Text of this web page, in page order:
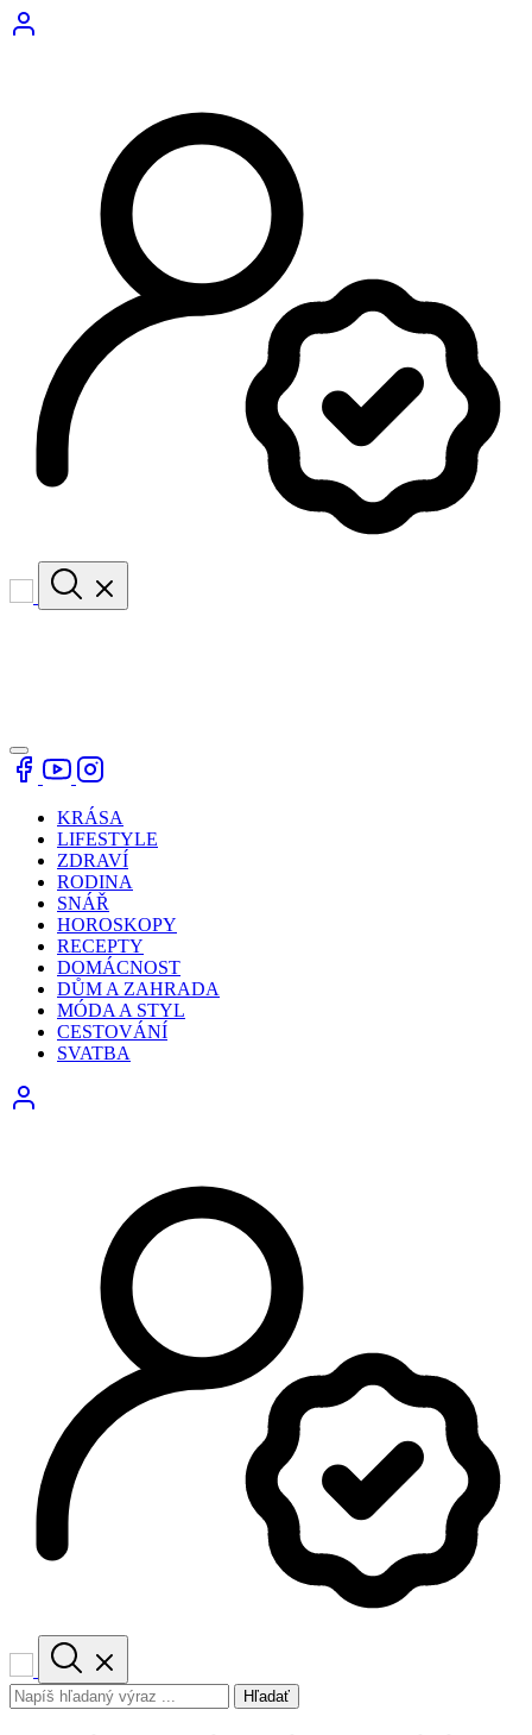
KRÁSA
LIFESTYLE
ZDRAVÍ
RODINA
SNÁŘ
HOROSKOPY
RECEPTY
DOMÁCNOST
DŮM A ZAHRADA
MÓDA A STYL
CESTOVÁNÍ
SVATBA
Hľadať